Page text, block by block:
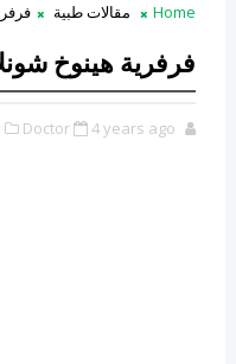
Home مقالات طبية
فرفرية هينوخ
Doctor 4 years ago